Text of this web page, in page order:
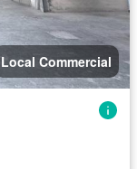
Local Commercial